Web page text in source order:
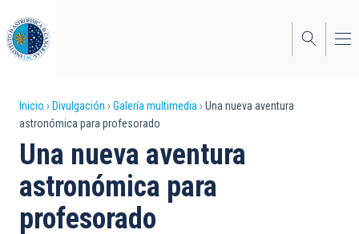
al
contenido
principal
Sobrescribir
enlaces
de
ayuda
a
Inicio Divulgación Galería multimedia
Una nueva aventura
astronómica para profesorado
Una nueva aventura
astronómica para
profesorado